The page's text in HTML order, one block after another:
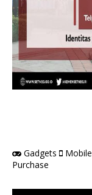
Gadgets Mobile
Purchase